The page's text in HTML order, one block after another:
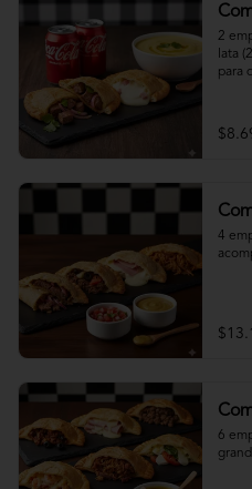
2
lata
para
4
6